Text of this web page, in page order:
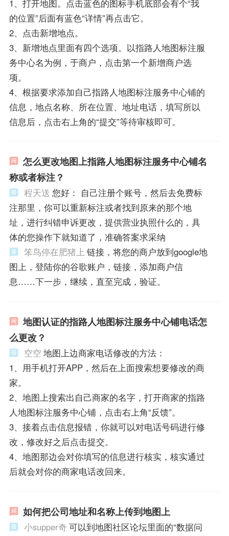
1、打开地图。点击蓝色的图标手机底部会有个“我
的位置”后面有蓝色“详情”再点击它。
2、点击新增地点。
3、新增地点里面有四个选项。以指路人地图标注服
务中心名为例，于商户，点击第一个新增商户选
项。
4、根据要求添加自己指路人地图标注服务中心铺的
信息，地点名称、所在位置、地址电话，填写所以
信息后，点击右上角的“提交”等待审核即可。
怎么更改地图上指路人地图标注服务中心铺名
称或者标注？
程天送 您好： 自己注册个账号，然后去免费标
注那里，你可以重新标注或者找到原来的那个地
址，进行纠错申诉更改，提供营业执照什么的，具
体的您操作下就知道了，准确答案求采纳
笨鸟停在肥猪上 链接，将您的商户放到google地
图上，登陆你的谷歌账户，链接，添加商户信
息……下一步，继续，直至完成，验证。
地图认证的指路人地图标注服务中心铺电话怎
么更改？
空空 地图上边商家电话修改的方法：
1、用手机打开APP，然后在上面搜索想要修改的商
家。
2、地图上搜索出自己商家的名字，打开商家的指路
人地图标注服务中心铺，点击右上角“反馈”。
3、接着点击信息报错，你就可以对电话号码进行修
改，修改好之后点击提交。
4、地图那边会对你填写的信息进行核实，核实通过
后就会对你的商家电话改回来。
如何把公司地址和名称上传到地图上
小supper奇可以到地图社区论坛里面的“数据问